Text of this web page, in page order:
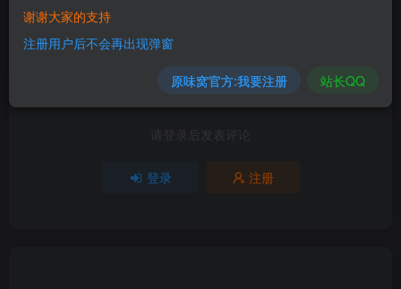
请登录后发表评论
登录 注册
谢谢大家的支持
注册用户后不会再出现弹窗
原味窝官方:我要注册 站长QQ